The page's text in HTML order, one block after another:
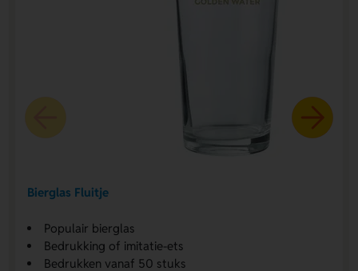
Bierglas Fluitje
Populair bierglas
Bedrukking of imitatie-ets
Bedrukken vanaf 50 stuks